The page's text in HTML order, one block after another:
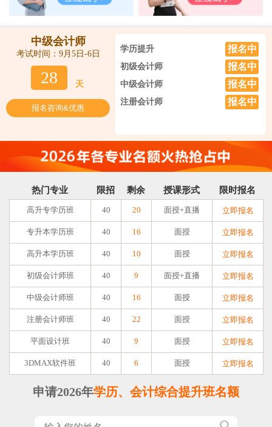
中级会计师
考试时间：9月5日-6日
28 天
报名咨询&优惠
学历提升 报名中
初级会计师 报名中
中级会计师 报名中
注册会计师 报名中
热门专业 限招 剩余 授课形式 限时报名
高升专学历班 40 20 面授+直播 立即报名
专升本学历班 40 16 面授 立即报名
高升本学历班 40 10 面授 立即报名
初级会计师班 40 9 面授+直播 立即报名
中级会计师班 40 16 面授 立即报名
注册会计师班 40 22 面授 立即报名
平面设计班 40 9 面授 立即报名
3DMAX软件班 40 6 面授 立即报名
申请2026年学历、会计综合提升班名额